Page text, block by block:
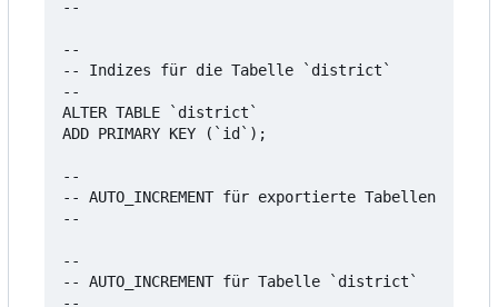
--
--
-- Indizes für die Tabelle `district`
--
ALTER TABLE `district`
ADD PRIMARY KEY (`id`);
--
-- AUTO_INCREMENT für exportierte Tabellen
--
--
-- AUTO_INCREMENT für Tabelle `district`
--